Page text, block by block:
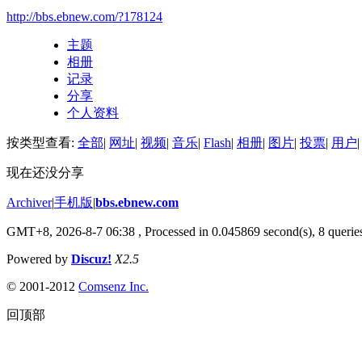
http://bbs.ebnew.com/?178124
主题
相册
记录
分享
个人资料
按类型查看: 全部| 网址| 视频| 音乐| Flash| 相册| 图片| 投票| 用户|
现在还没分享
Archiver|手机版|bbs.ebnew.com
GMT+8, 2026-8-7 06:38 , Processed in 0.045869 second(s), 8
Powered by Discuz! X2.5
© 2001-2012 Comsenz Inc.
回顶部